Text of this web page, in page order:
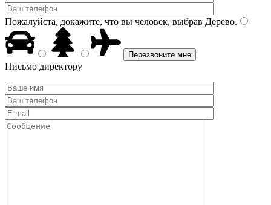
Пожалуйста, докажите, что вы человек, выбрав Дерево.
Письмо директору